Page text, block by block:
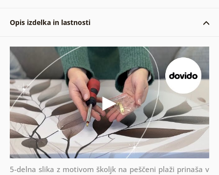
Opis izdelka in lastnosti
5-delna slika z motivom školjk na peščeni plaži prinaša v